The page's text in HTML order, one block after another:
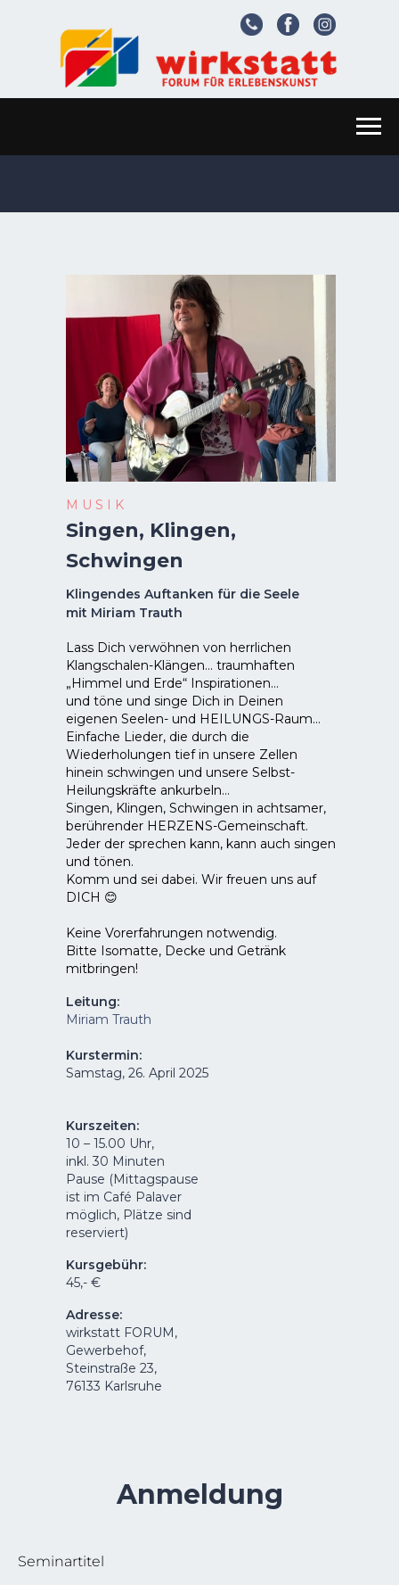
Singen, Klingen,
Schwingen
Lass Dich verwöhnen von herrlichen
Klangschalen-Klängen… traumhaften
„Himmel und Erde“ Inspirationen…
und töne und singe Dich in Deinen
eigenen Seelen- und HEILUNGS-Raum…
Einfache Lieder, die durch die
Wiederholungen tief in unsere Zellen
hinein schwingen und unsere Selbst-
Heilungskräfte ankurbeln…
Singen, Klingen, Schwingen in achtsamer,
berührender HERZENS-Gemeinschaft.
Jeder der sprechen kann, kann auch singen
und tönen.
Komm und sei dabei. Wir freuen uns auf
DICH 😊
Keine Vorerfahrungen notwendig.
Bitte Isomatte, Decke und Getränk
mitbringen!
M U S I K
Kurstermin:
Samstag, 26. April 2025
Kurszeiten:
10 – 15.00 Uhr,
inkl. 30 Minuten
Pause (Mittagspause
ist im Café Palaver
möglich, Plätze sind
reserviert)
Kursgebühr:
45,- €
Leitung:
Miriam Trauth
Adresse:
wirkstatt FORUM,
Gewerbehof,
Steinstraße 23,
76133 Karlsruhe
Klingendes Auftanken für die Seele
mit Miriam Trauth
Anmeldung
Seminartitel